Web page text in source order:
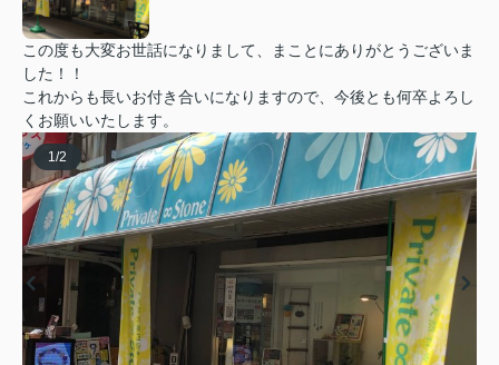
この度も大変お世話になりまして、まことにありがとうございま
した！！
これからも長いお付き合いになりますので、今後とも何卒よろし
くお願いいたします。
1/2